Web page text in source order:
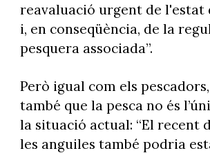
reavaluació urgent de l'estat
i, en conseqüència, de la
pesquera associada”.
Però igual com els
també que la pesca no és
la situació actual: “El recent
les anguiles també podria